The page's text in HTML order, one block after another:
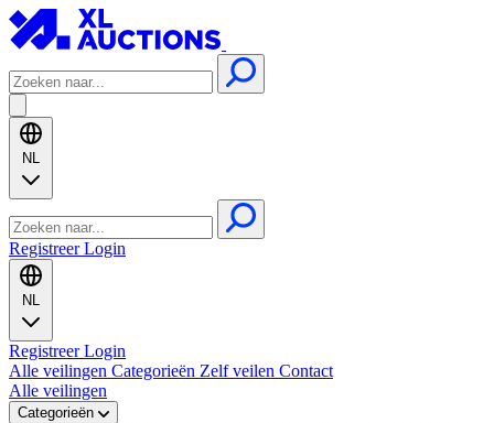
NL
RegistreerLogin
NL
RegistreerLogin
Alle veilingen Categorieën Zelf veilen Contact
Alle veilingen
Categorieën